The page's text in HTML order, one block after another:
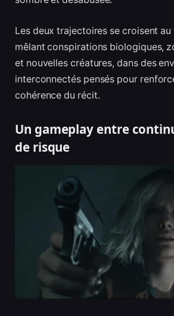
Les deux trajectoires se croisent au
mêlant conspirations biologiques,
et nouvelles créatures, dans des
interconnectés pensés pour
cohérence du récit.
Un gameplay entre
de risque